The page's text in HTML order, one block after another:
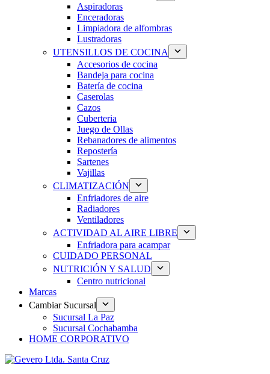
Aspiradoras
Enceradoras
Limpiadora de alfombras
Lustradoras
UTENSILLOS DE COCINA
Accesorios de cocina
Bandeja para cocina
Batería de cocina
Caserolas
Cazos
Cuberteria
Juego de Ollas
Rebanadores de alimentos
Repostería
Sartenes
Vajillas
CLIMATIZACIÓN
Enfriadores de aire
Radiadores
Ventiladores
ACTIVIDAD AL AIRE LIBRE
Enfriadora para acampar
CUIDADO PERSONAL
NUTRICIÓN Y SALUD
Centro nutricional
Marcas
Cambiar Sucursal
Sucursal La Paz
Sucursal Cochabamba
HOME CORPORATIVO